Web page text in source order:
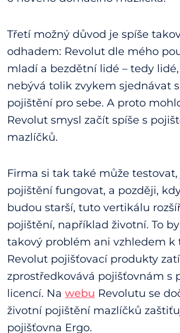
Třetí možný důvod je spíše
odhadem: Revolut dle mého
mladí a bezdětní lidé – tedy
nebývá tolik zvykem sjednávat
pojištění pro sebe. A proto
Revolut smysl začít spíše s
mazlíčků.
Firma si tak také může
pojištění fungovat, a později,
budou starší, tuto vertikálu
pojištění, například životní. To
takový problém ani vzhledem k
Revolut pojišťovací produkty
zprostředkovává pojišťovnám s
licencí. Na webu Revolutu se
životní pojištění mazlíčků
pojišťovna Ergo.